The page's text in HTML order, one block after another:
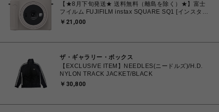
【★8月下旬発送★ 送料無料（離島を除く）★】富士
フイルム FUJIFILM instax SQUARE SQ1 [インスタン
トカメラ チェキスクエア チョークホワイト
￥21,000
ザ・ギャラリー・ボックス
【EXCLUSIVE ITEM】NEEDLES(ニードルズ)/H.D.
NYLON TRACK JACKET/BLACK
￥30,800